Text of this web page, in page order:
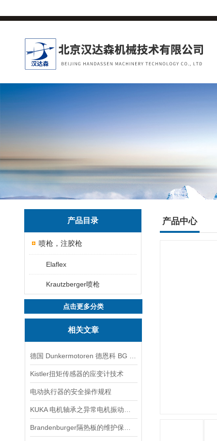
产品目录
喷枪，注胶枪
Elaflex
Krautzberger喷枪
点击更多分类
相关文章
Kistler扭矩传感器的应变计技术
电动执行器的安全操作规程
产品中心